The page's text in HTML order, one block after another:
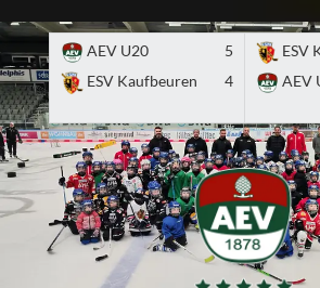
to
content
AEV U20
5
ESV Kaufbeuren
4
ESV
AEV